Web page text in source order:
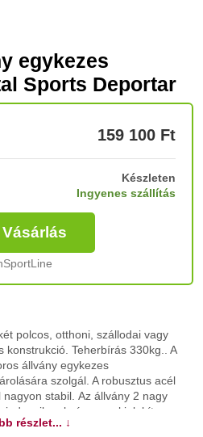
egykezes
Sports Deportar
159 100 Ft
Készleten
Ingyenes szállítás
Vásárlás
polcos, otthoni, szállodai vagy
konstrukció. Teherbírás 330kg.. A
állvány egykezes
szolgál. A robusztus acél
stabil. Az állvány 2 nagy
polc úgy van kialakítva,
legkényelmesebb legyen. A
részlet... ↓